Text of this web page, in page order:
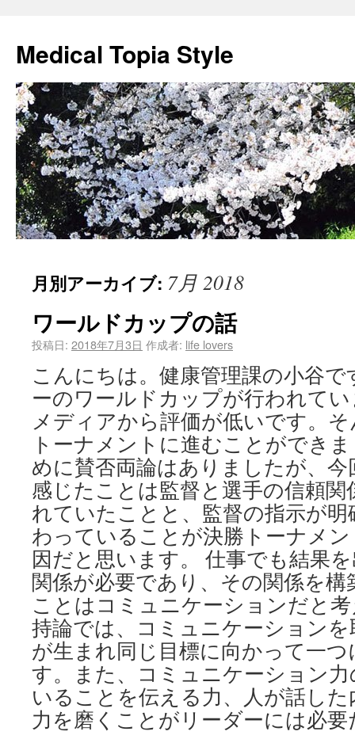
Medical Topia Style
月別アーカイブ: 7月 2018
ワールドカップの話
投稿日: 2018年7月3日 作成者: life lovers
こんにちは。健康管理課の小谷
ーのワールドカップが行われて
メディアから評価が低いです。
トーナメントに進むことができ
めに賛否両論はありましたが、
感じたことは監督と選手の信頼
れていたことと、監督の指示が
わっていることが決勝トーナメ
因だと思います。 仕事でも結果
関係が必要であり、その関係を
ことはコミュニケーションだと
持論では、コミュニケーション
が生まれ同じ目標に向かって一
す。また、コミュニケーション
いることを伝える力、人が話し
力を磨くことがリーダーには必